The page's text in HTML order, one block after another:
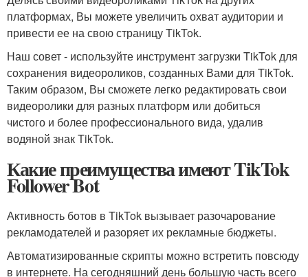
платформах, Вы можете увеличить охват аудитории и
привести ее на свою страницу TikTok.
Наш совет - используйте инструмент загрузки TikTok для
сохранения видеороликов, созданных Вами для TikTok.
Таким образом, Вы сможете легко редактировать свои
видеоролики для разных платформ или добиться
чистого и более профессионального вида, удалив
водяной знак TikTok.
Какие преимущества имеют TikTok
Follower Bot
Активность ботов в TikTok вызывает разочарование
рекламодателей и разоряет их рекламные бюджеты.
Автоматизированные скрипты можно встретить повсюду
в интернете. На сегодняшний день большую часть всего